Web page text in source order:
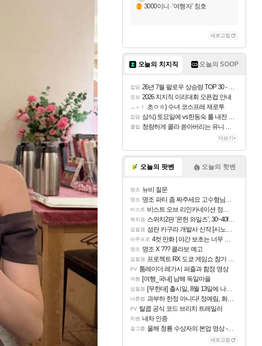
3000이니 ·'여행자' 칭호
새로고침
오늘의 치지직 오늘의 SOOP
잡담 26년 7월 팔로우 상승량 TOP 30 - 월간 치지직
정보 2026 치지직 이리대회 오픈컵 안내
ㅗㅜㅑ 초ㅇㅎ) 수녀 코스프레 제로투
잡담 삼식) 토요일에 vs한동숙 롤 내전 예정
클립 청량하게 콜라 쏟아버리는 유니 ㅋㅋㅋ
더보기+
오늘의 팟벤 오늘의 핫벤
명조 뉴비 질문
명조 명조 파티 좀 짜주세요 고수형님들…
비스트 비스트 오브 리인카네이션 정보/공략글 모음
해외겜 스위치2판 ‘몬헌 와일즈’, 30~40fps 목표 추정
섭컬겜 섬란 카구라 개발사 신작 [시노비 넥서스] 연내 출시 예정
아주프로 4컷 만화 | 야간 보초는 너무 힘들어
명조 명조 X ??? 콜라보 예고
섭컬겜 프로젝트 RX 도쿄 게임쇼 참가 결정
PV 툼레이더 레가시 퍼즐과 함정 영상
여행 [여행_국내] 남해 독일마을
섭컬겜 [무한대] 출시일, 8월 13일에 나오나
나혼렙 과부하 한정 아니다! 정예림, 화속성 서포터 세대 교체
PV 탈콥 공식 코드 브리치 트레일러
차벤 내차 인증
걸그룹 올해 청룡 수상자의 본업 영상 - 스테이씨 윤
새로고침